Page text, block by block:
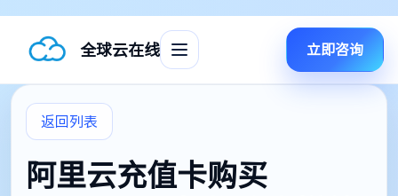
全球云在线 立即咨询
返回列表
阿里云充值卡购买